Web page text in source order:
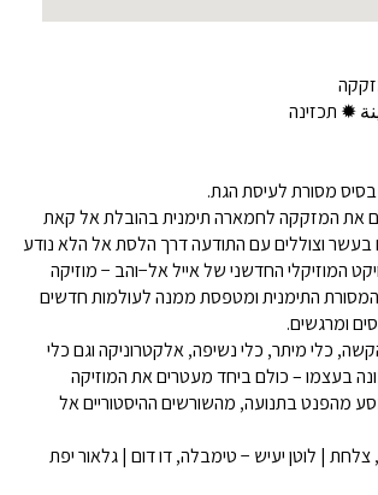
מסורת לעיסת הגת.
את המזקקה לחמארה תימנית בהובלת אל קאת
בעשר וצוללים עם התודעה דרך הלסת אל הלא נודע
המוזיקלי החדשני של אייל אל−והב − מוזיקה
התימנית ומטפסת ממנה לעולמות חדשים
ומרגשים.
כלי מיתר, כלי נשיפה, אלקטרוניקה וגם כלי
בעצמו – כולם ביחד מעטרים את המוזיקה
מסע מהפנט בתנועה, מהשורשים ההיסטוריים אל
| לוטן יעיש − טימבלה, דו דום | גלאור יפת